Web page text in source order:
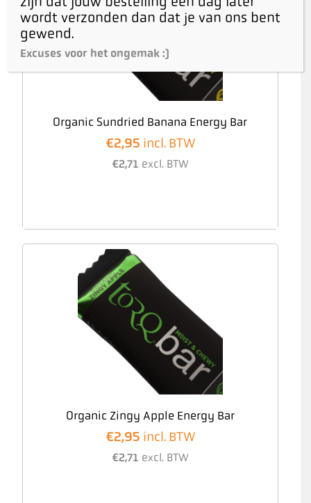
Organic Sundried Banana Energy Bar
€2,95 incl. BTW
€2,71 excl. BTW
Organic Zingy Apple Energy Bar
€2,95 incl. BTW
€2,71 excl. BTW
wordt verzonden dan dat je van ons bent
gewend.
Excuses voor het ongemak :)